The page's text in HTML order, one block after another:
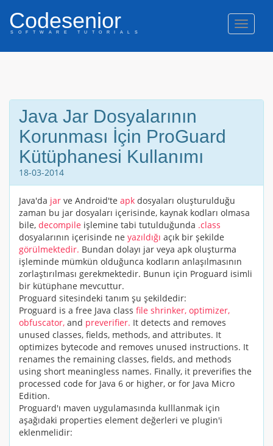
Codesenior
SOFTWARE TUTORIALS
Java Jar Dosyalarının
Korunması İçin ProGuard
Kütüphanesi Kullanımı
18-03-2014
Java'da jar ve Android'te apk dosyaları oluşturulduğu
zaman bu jar dosyaları içerisinde, kaynak kodları olmasa
bile, decompile işlemine tabi tutulduğunda .class
dosyalarının içerisinde ne yazıldığı açık bir şekilde
görülmektedir. Bundan dolayı jar veya apk oluşturma
işleminde mümkün olduğunca kodların anlaşılmasının
zorlaştırılması gerekmektedir. Bunun için Proguard isimli
bir kütüphane mevcuttur.
Proguard sitesindeki tanım şu şekildedir:
Proguard is a free Java class file shrinker, optimizer,
obfuscator, and preverifier. It detects and removes
unused classes, fields, methods, and attributes. It
optimizes bytecode and removes unused instructions. It
renames the remaining classes, fields, and methods
using short meaningless names. Finally, it preverifies the
processed code for Java 6 or higher, or for Java Micro
Edition.
Proguard'ı maven uygulamasında kulllanmak için
aşağıdaki properties element değerleri ve plugin'i
eklenmelidir: